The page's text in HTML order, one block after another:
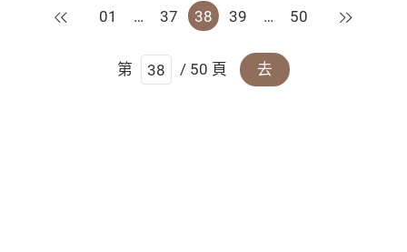
上一頁
01 … 37 38 39 … 50 下一頁
第 / 50 頁 去